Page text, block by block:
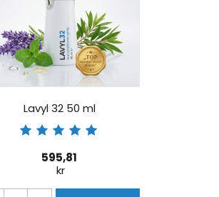
Lavyl 32 50 ml
595,81
kr